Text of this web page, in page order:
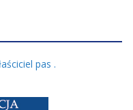
pas .